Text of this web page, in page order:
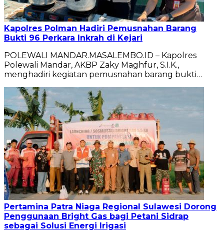
Kapolres Polman Hadiri Pemusnahan Barang
Bukti 96 Perkara Inkrah di Kejari
POLEWALI MANDAR.MASALEMBO.ID – Kapolres
Polewali Mandar, AKBP Zaky Maghfur, S.I.K.,
menghadiri kegiatan pemusnahan barang bukti…
Pertamina Patra Niaga Regional Sulawesi Dorong
Penggunaan Bright Gas bagi Petani Sidrap
sebagai Solusi Energi Irigasi